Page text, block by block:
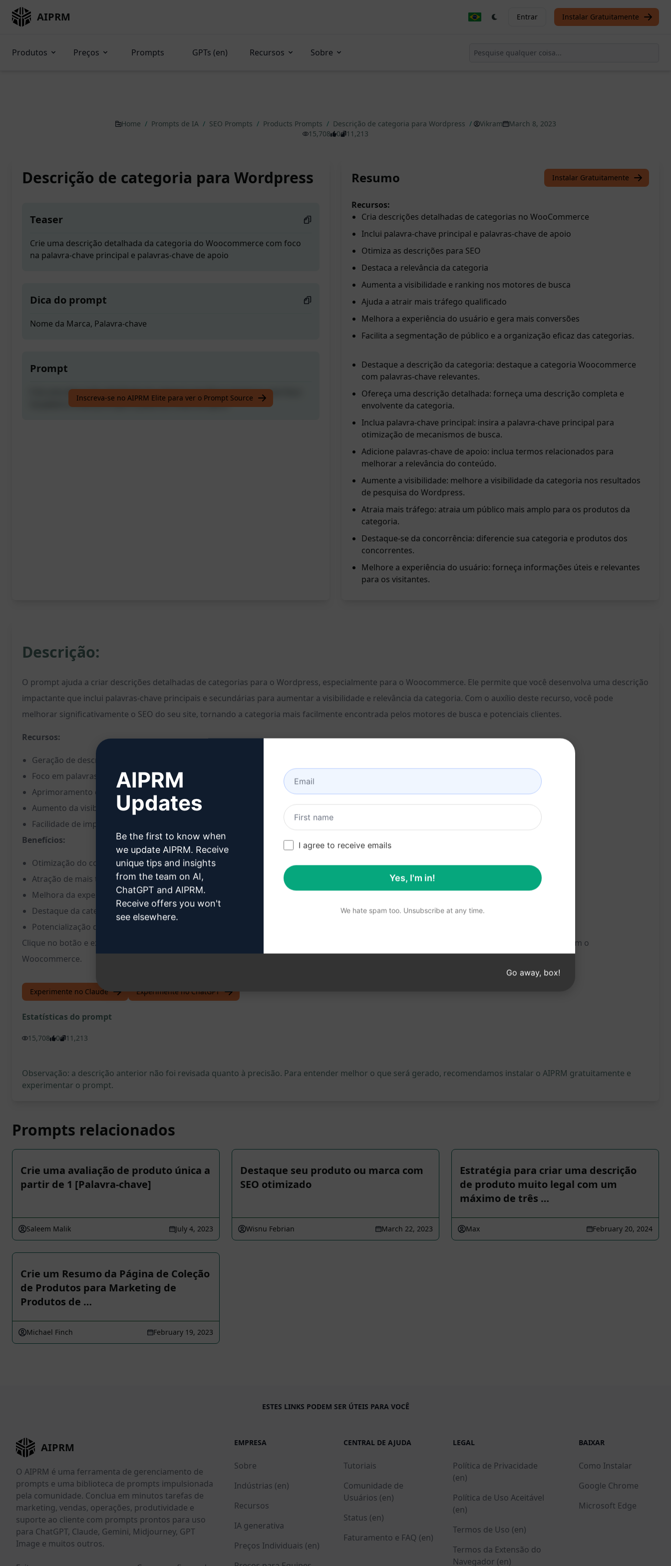
AIPRM Entrar Instalar Gratuitamente
Produtos Preços Prompts GPTs (en) Recursos Sobre
Home / Prompts de IA / SEO Prompts / Products Prompts / Descrição de categoria para Wordpress / Vikram
March 8, 2023
15,708
0 11,213
Descrição de categoria para Wordpress
Teaser
Crie uma descrição detalhada da categoria do Woocommerce com foco
na palavra-chave principal e palavras-chave de apoio
Dica do prompt
Nome da Marca, Palavra-chave
Prompt
Crie uma descrição detalhada da categoria do Woocommerce com foco
na palavra-chave principal e palavras-chave de apoio
Inscreva-se no AIPRM Elite para ver o Prompt Source
Resumo Instalar Gratuitamente
Recursos:
Cria descrições detalhadas de categorias no WooCommerce
Inclui palavra-chave principal e palavras-chave de apoio
Otimiza as descrições para SEO
Destaca a relevância da categoria
Aumenta a visibilidade e ranking nos motores de busca
Ajuda a atrair mais tráfego qualificado
Melhora a experiência do usuário e gera mais conversões
Facilita a segmentação de público e a organização eficaz das categorias.
Destaque a descrição da categoria: destaque a categoria Woocommerce
com palavras-chave relevantes.
Ofereça uma descrição detalhada: forneça uma descrição completa e
envolvente da categoria.
Inclua palavra-chave principal: insira a palavra-chave principal para
otimização de mecanismos de busca.
Adicione palavras-chave de apoio: inclua termos relacionados para
melhorar a relevância do conteúdo.
Aumente a visibilidade: melhore a visibilidade da categoria nos resultados
de pesquisa do Wordpress.
Atraia mais tráfego: atraia um público mais amplo para os produtos da
categoria.
Destaque-se da concorrência: diferencie sua categoria e produtos dos
concorrentes.
Melhore a experiência do usuário: forneça informações úteis e relevantes
para os visitantes.
Descrição:
O prompt ajuda a criar descrições detalhadas de categorias para o Wordpress, especialmente para o Woocommerce. Ele permite que você desenvolva uma descrição
impactante que inclui palavras-chave principais e secundárias para aumentar a visibilidade e relevância da categoria. Com o auxílio deste recurso, você pode
melhorar significativamente o SEO do seu site, tornando a categoria mais facilmente encontrada pelos motores de busca e potenciais clientes.
Recursos:
Geração de descrições detalhadas de categorias para o Wordpress
Foco em palavras-chave principais e secundárias
Aprimoramento do SEO do site
Aumento da visibilidade e relevância da categoria no Woocommerce
Facilidade de implementação e personalização
Benefícios:
Otimização do conteúdo para motores de busca
Atração de mais tráfego qualificado para o seu site
Melhora da experiência do usuário com informações relevantes
Destaque da categoria em relação à concorrência
Potencialização das vendas e conversões online
Clique no botão e experimente este prompt no ChatGPT para criar descrições de categoria envolventes e otimizadas para o seu site Wordpress com o
Woocommerce.
Experimente no Claude Experimente no ChatGPT
Estatísticas do prompt
15,708 0 11,213
Observação: a descrição anterior não foi revisada quanto à precisão. Para entender melhor o que será gerado, recomendamos instalar o AIPRM gratuitamente e
experimentar o prompt.
Prompts relacionados
Crie uma avaliação de produto única a
partir de 1 [Palavra-chave]
Saleem Malik July 4, 2023
Destaque seu produto ou marca com
SEO otimizado
Wisnu Febrian March 22, 2023
Estratégia para criar uma descrição
de produto muito legal com um
máximo de três …
Max February 20, 2024
Crie um Resumo da Página de Coleção
de Produtos para Marketing de
Produtos de …
Michael Finch February 19, 2023
ESTES LINKS PODEM SER ÚTEIS PARA VOCÊ
AIPRM
O AIPRM é uma ferramenta de gerenciamento de
prompts e uma biblioteca de prompts impulsionada
pela comunidade. Conclua em minutos tarefas de
marketing, vendas, operações, produtividade e
suporte ao cliente com prompts prontos para uso
para ChatGPT, Claude, Gemini, Midjourney, GPT
Image e muitos outros.
EMPRESA
Sobre
Indústrias (en)
Recursos
IA generativa
Preços Individuais (en)
CENTRAL DE AJUDA
Tutoriais
Comunidade de
Usuários (en)
Status (en)
Faturamento e FAQ (en)
LEGAL
Política de Privacidade
(en)
Política de Uso Aceitável
(en)
Termos de Uso (en)
Termos da Extensão do
Navegador (en)
BAIXAR
Como Instalar
Google Chrome
Microsoft Edge
AIPRM
Updates
Be the first to know when
we update AIPRM. Receive
unique tips and insights
from the team on AI,
ChatGPT and AIPRM.
Receive offers you won't
see elsewhere.
I agree to receive emails
Yes, I'm in!
We hate spam too. Unsubscribe at any time.
Go away, box!